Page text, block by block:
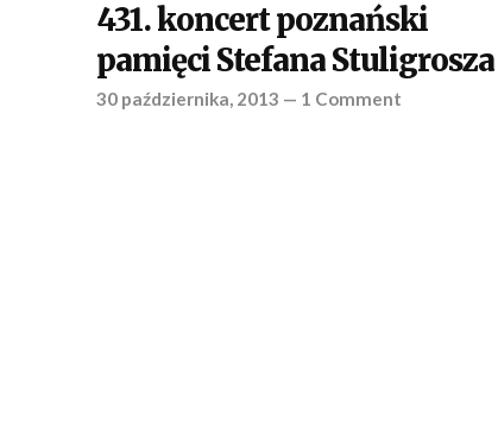
431. koncert poznański
pamięci Stefana Stuligrosza
30 października, 2013 — 1 Comment